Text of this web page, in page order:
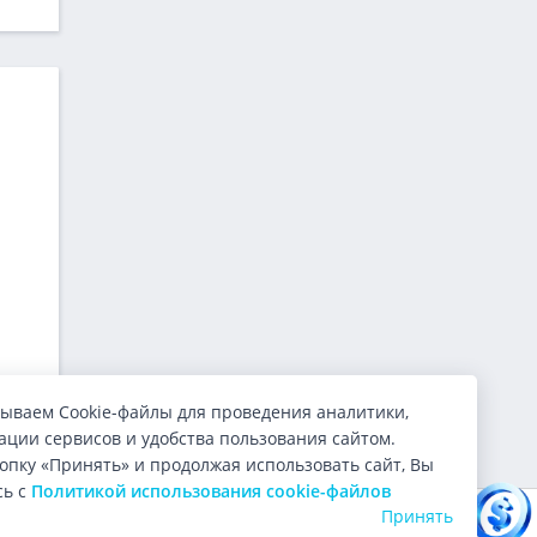
голосов)
Каким будет курс доллара
завтра? Читайте прогноз!
Cookie-файлы для проведения аналитики,
сервисов и удобства пользования сайтом.
«Принять» и продолжая использовать сайт, Вы
с Политикой использования cookie-файлов
Принять